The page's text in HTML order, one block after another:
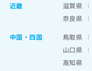
近畿
滋賀県
奈良県
中国・四国
鳥取県
山口県
高知県